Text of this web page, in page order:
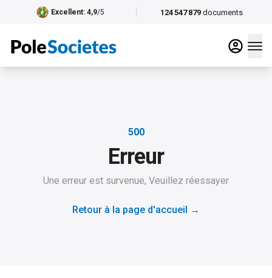
124 547 879 documents
Excellent: 4,9/5
500
Erreur
Une erreur est survenue, Veuillez réessayer
Retour à la page d'accueil →